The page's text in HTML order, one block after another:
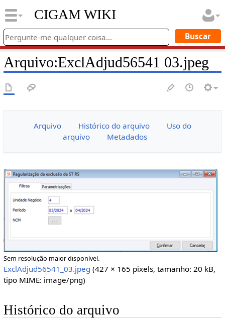
CIGAM WIKI
Arquivo:ExclAdjud56541 03.jpeg
Arquivo Histórico do arquivo
Uso do
arquivo
Metadados
Sem resolução maior disponível.
ExclAdjud56541_03.jpeg (427 × 165 pixels, tamanho: 20 kB,
tipo MIME: image/png)
Histórico do arquivo